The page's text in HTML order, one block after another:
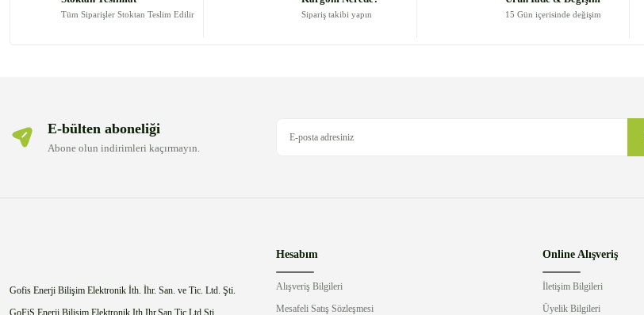
Ürün bilgilerinde hatalar bulunuyor.
Tüm Siparişler Stoktan Teslim Edilir Sipariş takibi yapın 15 Gün içerisinde değişim
E-bülten aboneliği
Abone olun indirimleri kaçırmayın.
Gofis Enerji Bilişim Elektronik İth. İhr. San. ve Tic. Ltd. Şti.
GoFiS Enerji Bilişim Elektronik Ith.Ihr.San.Tic.Ltd.Sti.
Hesabım
Alışveriş Bilgileri
Mesafeli Satış Sözleşmesi
Online Alışveriş
İletişim Bilgileri
Üyelik Bilgileri